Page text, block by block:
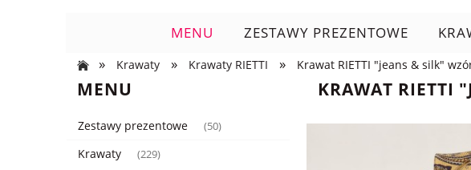
MENU ZESTAWY PREZENTOWE
»
Krawaty » Krawaty RIETTI » Krawat RIETTI "jeans & silk"
MENU
Zestawy prezentowe (50)
Krawaty (229)
KRAWAT RIETTI